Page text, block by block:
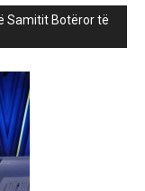
Samitit Botëror të